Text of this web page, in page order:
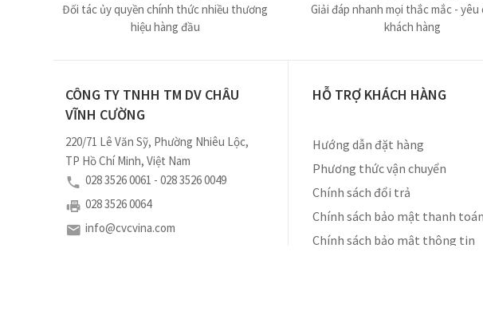
Đối tác ủy quyền chính thức nhiều thương
hiệu hàng đầu
Giải đáp nhanh mọi thắc mắc -
khách hàng
CÔNG TY TNHH TM DV CHÂU
VĨNH CƯỜNG
220/71 Lê Văn Sỹ, Phường Nhiêu Lộc,
TP Hồ Chí Minh, Việt Nam
028 3526 0061 - 028 3526 0049
028 3526 0064
info@cvcvina.com
HỖ TRỢ KHÁCH HÀNG
Hướng dẫn đặt hàng
Phương thức vận chuyển
Chính sách đổi trả
Chính sách bảo mật thanh toán
Chính sách bảo mật thông tin